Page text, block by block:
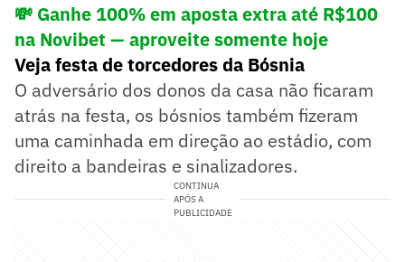
💸 Ganhe 100% em aposta extra até R$100
na Novibet — aproveite somente hoje
Veja festa de torcedores da Bósnia
O adversário dos donos da casa não ficaram
atrás na festa, os bósnios também fizeram
uma caminhada em direção ao estádio, com
direito a bandeiras e sinalizadores.
CONTINUA
APÓS A
PUBLICIDADE